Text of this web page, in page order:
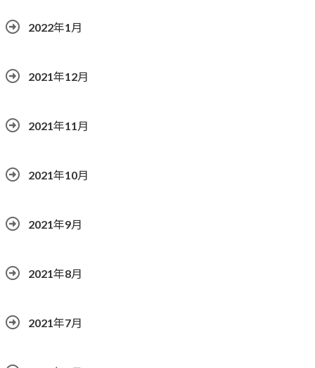
2022年1月
2021年12月
2021年11月
2021年10月
2021年9月
2021年8月
2021年7月